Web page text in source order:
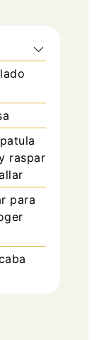
raspar
para